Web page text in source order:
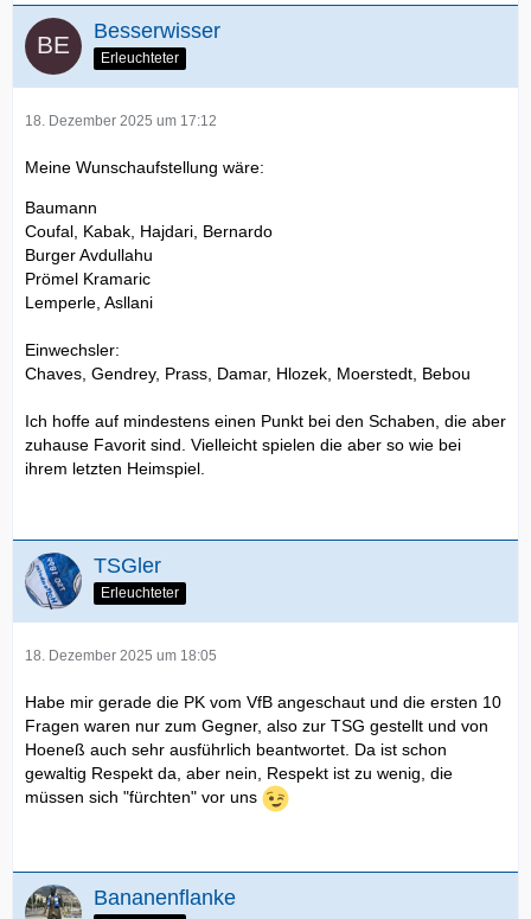
Besserwisser
Erleuchteter
18. Dezember 2025 um 17:12
Meine Wunschaufstellung wäre:
Baumann
Coufal, Kabak, Hajdari, Bernardo
Burger Avdullahu
Prömel Kramaric
Lemperle, Asllani
Einwechsler:
Chaves, Gendrey, Prass, Damar, Hlozek, Moerstedt, Bebou
Ich hoffe auf mindestens einen Punkt bei den Schaben, die aber
zuhause Favorit sind. Vielleicht spielen die aber so wie bei
ihrem letzten Heimspiel.
TSGler
Erleuchteter
18. Dezember 2025 um 18:05
Habe mir gerade die PK vom VfB angeschaut und die ersten 10
Fragen waren nur zum Gegner, also zur TSG gestellt und von
Hoeneß auch sehr ausführlich beantwortet. Da ist schon
gewaltig Respekt da, aber nein, Respekt ist zu wenig, die
müssen sich "fürchten" vor uns
Bananenflanke